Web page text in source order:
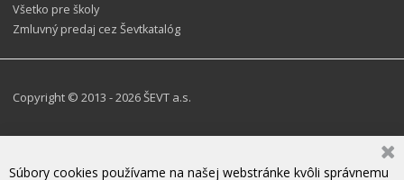
Všetko pre školy
Zmluvný predaj cez Ševtkatalóg
Copyright © 2013 - 2026 ŠEVT a.s.
Súbory cookies používame na našej webstránke kvôli správnemu